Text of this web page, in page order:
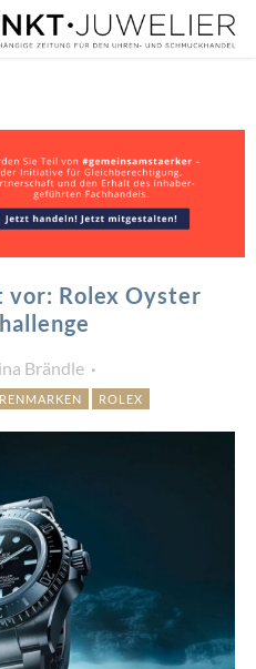
vor: Rolex Oyster
Brändle
ROLEX